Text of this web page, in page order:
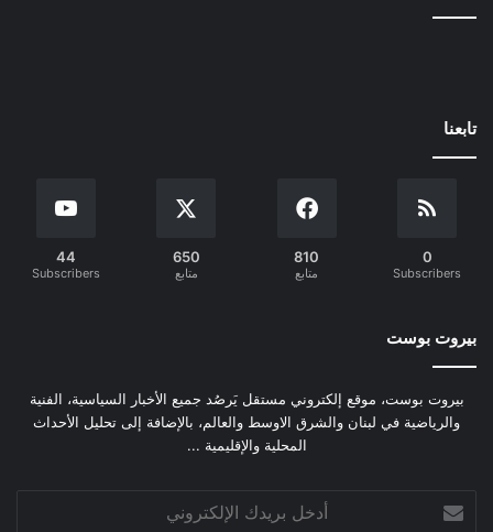
تابعنا
0
Subscribers
810
متابع
650
متابع
44
Subscribers
بيروت بوست
بيروت بوست، موقع إلكتروني مستقل يَرصُد جميع الأخبار السياسية، الفنية
والرياضية في لبنان والشرق الاوسط والعالم، بالإضافة إلى تحليل الأحداث
المحلية والإقليمية ...
بريدك